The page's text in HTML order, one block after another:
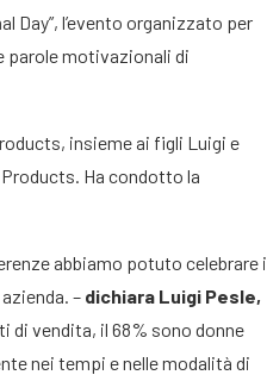
Day”, l’evento organizzato per
parole motivazionali di
insieme ai figli Luigi e
Ha condotto la
abbiamo potuto celebrare i
– dichiara Luigi Pesle,
di vendita, il 68% sono donne
nei tempi e nelle modalità di